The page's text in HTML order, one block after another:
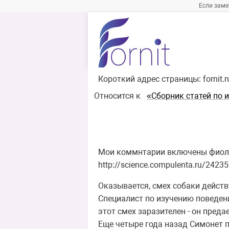
Если
Короткий адрес страницы:
Относится к «Сборник статей по
Мои коммнтарии включены
http://science.compulenta.ru/
Оказывается, смех собаки
Специалист по изучению
этот смех заразителен - он
Еще четыре года назад Симонет